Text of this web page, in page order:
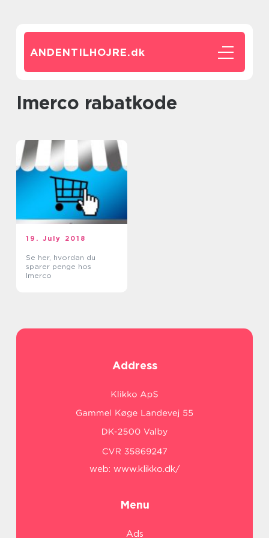
ANDENTILHOJRE.dk
imerco rabatkode
19. July 2018
Se her, hvordan du
sparer penge hos
Imerco
Address
web: www.klikko.dk/
Menu
Ads